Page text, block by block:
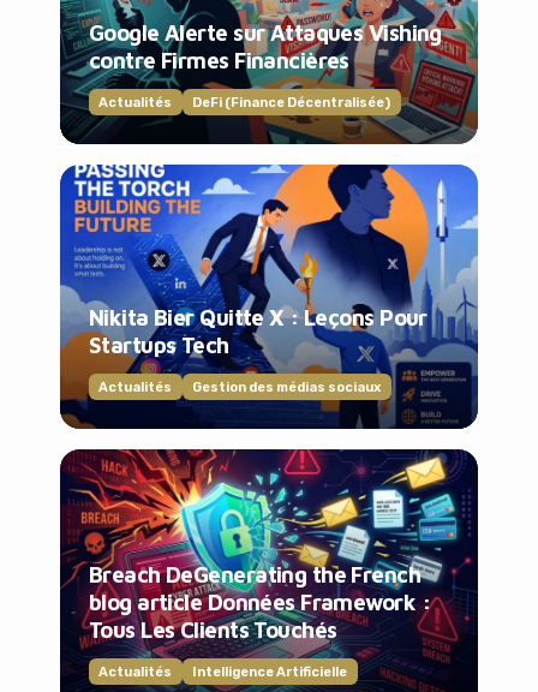
Google Alerte sur Attaques Vishing
contre Firmes Financières
Actualités DeFi (Finance Décentralisée)
Nikita Bier Quitte X : Leçons Pour
Startups Tech
Actualités Gestion des médias sociaux
Breach DeGenerating the French
blog article Données Framework :
Tous Les Clients Touchés
Actualités Intelligence Artificielle